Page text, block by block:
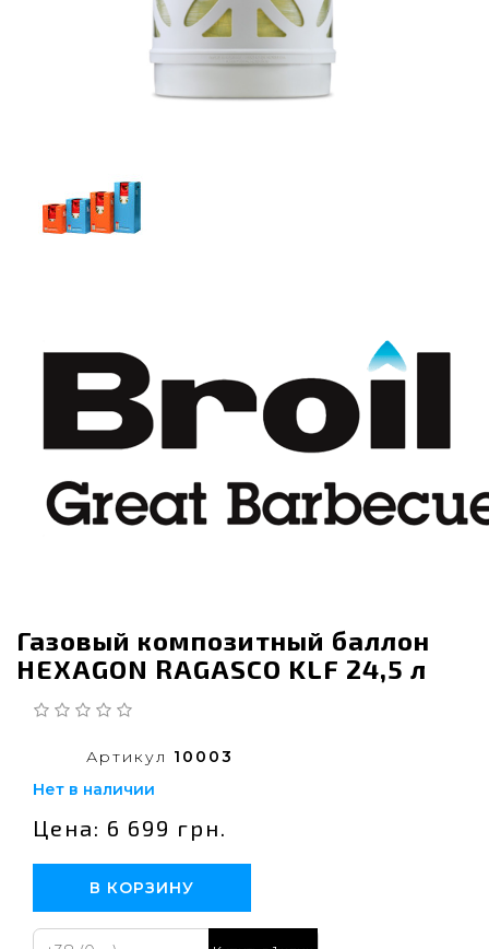
Газовый композитный баллон
HEXAGON RAGASCO KLF 24,5 л
Артикул 10003
Нет в наличии
Цена: 6 699 грн.
В КОРЗИНУ